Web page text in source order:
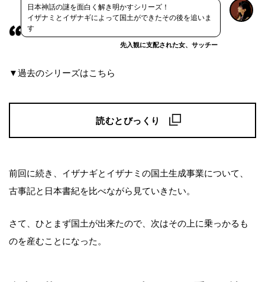
日本神話の謎を面白く解き明かすシリーズ！
イザナミとイザナギによって国土ができたその後を追いま
す
先入観に支配された女、サッチー
▼過去のシリーズはこちら
読むとびっくり
前回に続き、イザナギとイザナミの国土生成事業について、
古事記と日本書紀を比べながら見ていきたい。
さて、ひとまず国土が出来たので、次はその上に乗っかるも
のを産むことになった。